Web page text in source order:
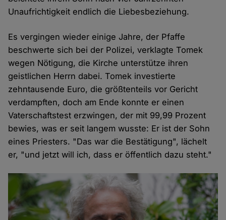
Unaufrichtigkeit endlich die Liebesbeziehung.
Es vergingen wieder einige Jahre, der Pfaffe
beschwerte sich bei der Polizei, verklagte Tomek
wegen Nötigung, die Kirche unterstütze ihren
geistlichen Herrn dabei. Tomek investierte
zehntausende Euro, die größtenteils vor Gericht
verdampften, doch am Ende konnte er einen
Vaterschaftstest erzwingen, der mit 99,99 Prozent
bewies, was er seit langem wusste: Er ist der Sohn
eines Priesters. "Das war die Bestätigung", lächelt
er, "und jetzt will ich, dass er öffentlich dazu steht."